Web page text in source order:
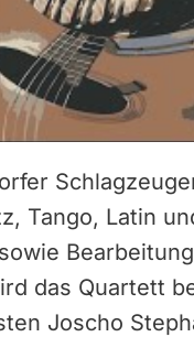
Tango, Latin
das Quartett
Joscho